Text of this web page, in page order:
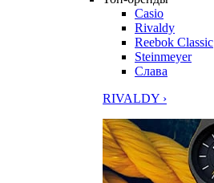
Casio
Rivaldy
Reebok Classic
Steinmeyer
Слава
RIVALDY ›